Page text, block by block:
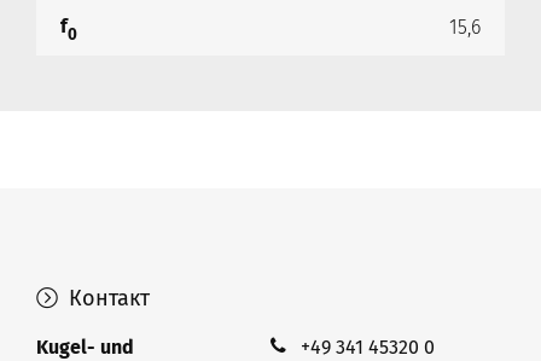
f0 15,6
Контакт
Kugel- und
+49 341 45320 0